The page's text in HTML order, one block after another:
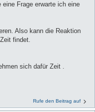
Frage erwarte ich eine
Also kann die Reaktion
findet.
sich dafür Zeit .
Rufe den Beitrag auf